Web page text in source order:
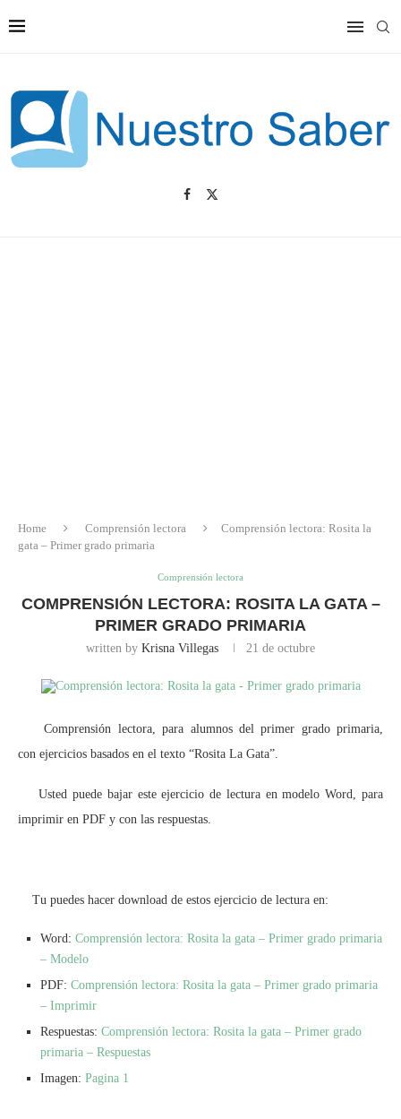
Home Comprensión lectora
Comprensión lectora: Rosita la
gata – Primer grado primaria
Comprensión lectora
COMPRENSIÓN LECTORA: ROSITA LA GATA –
PRIMER GRADO PRIMARIA
written by Krisna Villegas 21 de octubre
Comprensión lectora, para alumnos del primer grado primaria,
con ejercicios basados en el texto “Rosita La Gata”.
Usted puede bajar este ejercicio de lectura en modelo Word, para
imprimir en PDF y con las respuestas.
Tu puedes hacer download de estos ejercicio de lectura en:
Word: Comprensión lectora: Rosita la gata – Primer grado primaria
– Modelo
PDF: Comprensión lectora: Rosita la gata – Primer grado primaria
– Imprimir
Respuestas: Comprensión lectora: Rosita la gata – Primer grado
primaria – Respuestas
Imagen: Pagina 1